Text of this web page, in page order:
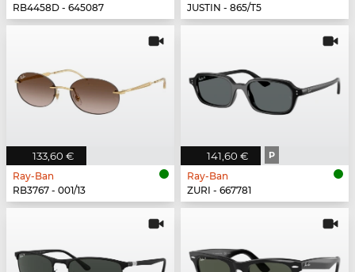
RB4458D - 645087
JUSTIN - 865/T5
133,60 €
Ray-Ban
RB3767 - 001/13
141,60 € P
Ray-Ban
ZURI - 667781